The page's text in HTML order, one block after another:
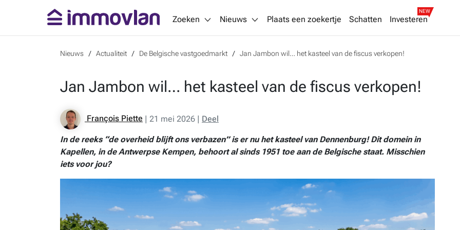
Zoeken Nieuws Plaats een zoekertje Schatten Investeren
NEW
Nieuws Actualiteit De Belgische vastgoedmarkt Jan Jambon wil… het kasteel van de fiscus verkopen!
Jan Jambon wil… het kasteel van de fiscus verkopen!
François Piette | 21 mei 2026 | Deel
In de reeks “de overheid blijft ons verbazen” is er nu het kasteel van Dennenburg! Dit domein in
Kapellen, in de Antwerpse Kempen, behoort al sinds 1951 toe aan de Belgische staat. Misschien
iets voor jou?